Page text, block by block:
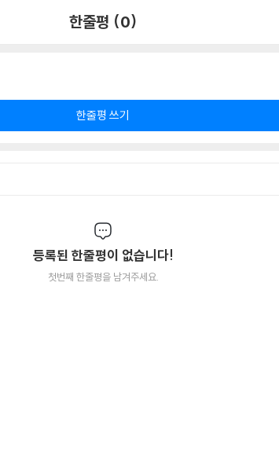
한줄평 (0)
한줄평 쓰기
등록된 한줄평이 없습니다!
첫번째 한줄평을 남겨주세요.